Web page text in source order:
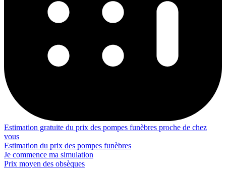
Estimation gratuite du prix des pompes funèbres proche de chez
vous
Estimation du prix des pompes funèbres
Je commence ma simulation
Prix moyen des obsèques